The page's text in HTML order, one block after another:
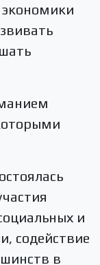
и
содействие
в